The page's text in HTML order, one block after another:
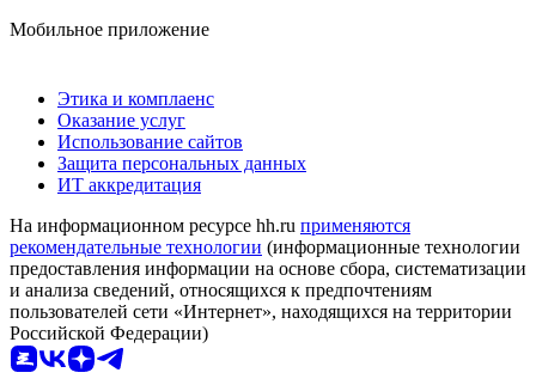
Мобильное приложение
Этика и комплаенс
Оказание услуг
Использование сайтов
Защита персональных данных
ИТ аккредитация
На информационном ресурсе hh.ru применяются
рекомендательные технологии (информационные технологии
предоставления информации на основе сбора, систематизации
и анализа сведений, относящихся к предпочтениям
пользователей сети «Интернет», находящихся на территории
Российской Федерации)